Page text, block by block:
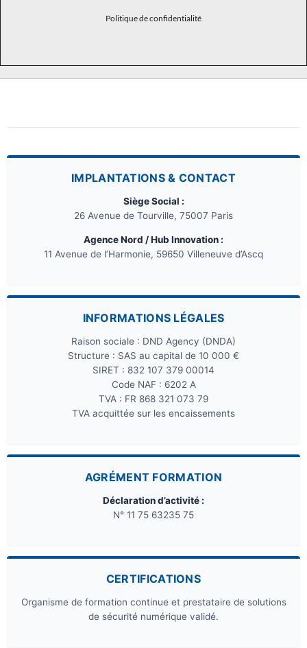
Politique de confidentialité
IMPLANTATIONS & CONTACT
Siège Social :
26 Avenue de Tourville, 75007 Paris
Agence Nord / Hub Innovation :
11 Avenue de l’Harmonie, 59650 Villeneuve d’Ascq
INFORMATIONS LÉGALES
Raison sociale : DND Agency (DNDA)
Structure : SAS au capital de 10 000 €
SIRET : 832 107 379 00014
Code NAF : 6202 A
TVA : FR 868 321 073 79
TVA acquittée sur les encaissements
AGRÉMENT FORMATION
Déclaration d’activité :
N° 11 75 63235 75
CERTIFICATIONS
Organisme de formation continue et prestataire de solutions
de sécurité numérique validé.